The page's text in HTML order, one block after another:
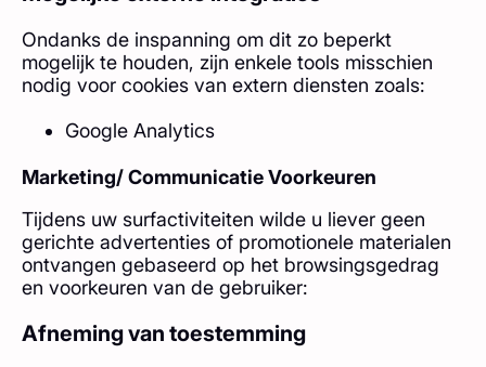
Ondanks de inspanning om dit zo beperkt
mogelijk te houden, zijn enkele tools misschien
nodig voor cookies van extern diensten zoals:
Google Analytics
Marketing/ Communicatie Voorkeuren
Tijdens uw surfactiviteiten wilde u liever geen
gerichte advertenties of promotionele materialen
ontvangen gebaseerd op het browsingsgedrag
en voorkeuren van de gebruiker:
Afneming van toestemming